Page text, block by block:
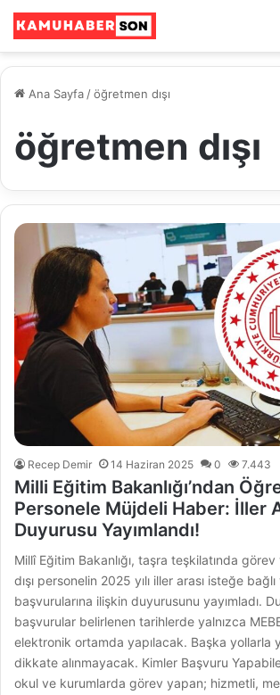
Ana Sayfa /öğretmen dışı
öğretmen dışı
Recep Demir 14 Haziran 2025 0 7.443
Milli Eğitim Bakanlığı’ndan
Personele Müjdeli Haber: İller
Duyurusu Yayımlandı!
Millî Eğitim Bakanlığı, taşra teşkilatında
dışı personelin 2025 yılı iller arası isteğe
başvurularına ilişkin duyurusunu yayımladı.
başvurular belirlenen tarihlerde yalnızca
elektronik ortamda yapılacak. Başka yollarla
dikkate alınmayacak. Kimler Başvuru
okul ve kurumlarda görev yapan; hizmetli,